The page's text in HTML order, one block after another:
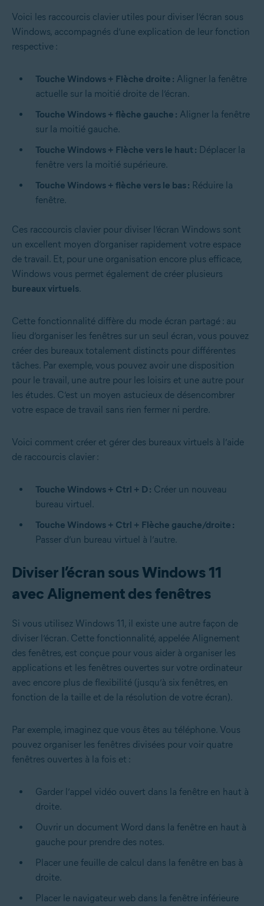
Voici les raccourcis clavier utiles pour diviser l’écran sous
Windows, accompagnés d’une explication de leur fonction
respective :
Touche Windows + Flèche droite : Aligner la fenêtre
actuelle sur la moitié droite de l’écran.
Touche Windows + flèche gauche : Aligner la fenêtre
sur la moitié gauche.
Touche Windows + Flèche vers le haut : Déplacer la
fenêtre vers la moitié supérieure.
Touche Windows + flèche vers le bas : Réduire la
fenêtre.
Ces raccourcis clavier pour diviser l’écran Windows sont
un excellent moyen d’organiser rapidement votre espace
de travail. Et, pour une organisation encore plus efficace,
Windows vous permet également de créer plusieurs
bureaux virtuels.
Cette fonctionnalité diffère du mode écran partagé : au
lieu d’organiser les fenêtres sur un seul écran, vous pouvez
créer des bureaux totalement distincts pour différentes
tâches. Par exemple, vous pouvez avoir une disposition
pour le travail, une autre pour les loisirs et une autre pour
les études. C’est un moyen astucieux de désencombrer
votre espace de travail sans rien fermer ni perdre.
Voici comment créer et gérer des bureaux virtuels à l’aide
de raccourcis clavier :
Touche Windows + Ctrl + D : Créer un nouveau
bureau virtuel.
Touche Windows + Ctrl + Flèche gauche/droite :
Passer d’un bureau virtuel à l’autre.
Diviser l’écran sous Windows 11
avec Alignement des fenêtres
Si vous utilisez Windows 11, il existe une autre façon de
diviser l’écran. Cette fonctionnalité, appelée Alignement
des fenêtres, est conçue pour vous aider à organiser les
applications et les fenêtres ouvertes sur votre ordinateur
avec encore plus de flexibilité (jusqu’à six fenêtres, en
fonction de la taille et de la résolution de votre écran).
Par exemple, imaginez que vous êtes au téléphone. Vous
pouvez organiser les fenêtres divisées pour voir quatre
fenêtres ouvertes à la fois et :
Garder l’appel vidéo ouvert dans la fenêtre en haut à
droite.
Ouvrir un document Word dans la fenêtre en haut à
gauche pour prendre des notes.
Placer une feuille de calcul dans la fenêtre en bas à
droite.
Placer le navigateur web dans la fenêtre inférieure